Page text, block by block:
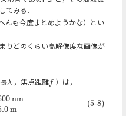
てみる．
んも今度まとめようかな）とい
りどのくらい高解像度な画像が
λ
λ ，焦点距離f
f ）は，
nm
m
(5-8)
f=zi=5.0m